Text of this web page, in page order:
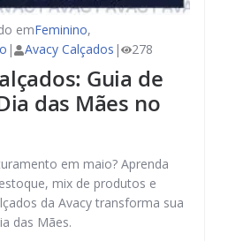
emFeminino,
| Avacy Calçados | 278
Guia de
das Mães no
em maio? Aprenda
mix de produtos e
da Avacy transforma sua
das Mães.